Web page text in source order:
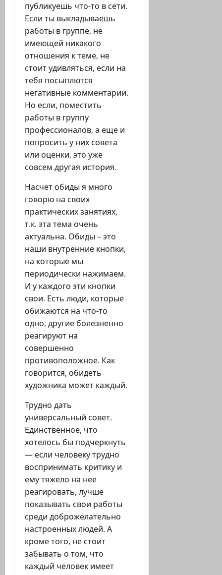
публикуешь что-то в сети.
Если ты выкладываешь
работы в группе, не
имеющей никакого
отношения к теме, не
стоит удивляться, если на
тебя посыплются
негативные комментарии.
Но если, поместить
работы в группу
профессионалов, а еще и
попросить у них совета
или оценки, это уже
совсем другая история.
Насчет обиды я много
говорю на своих
практических занятиях,
т.к. эта тема очень
актуальна. Обиды – это
наши внутренние кнопки,
на которые мы
периодически нажимаем.
И у каждого эти кнопки
свои. Есть люди, которые
обижаются на что-то
одно, другие болезненно
реагируют на
совершенно
противоположное. Как
говорится, обидеть
художника может каждый.
Трудно дать
универсальный совет.
Единственное, что
хотелось бы подчеркнуть
— если человеку трудно
воспринимать критику и
ему тяжело на нее
реагировать, лучше
показывать свои работы
среди доброжелательно
настроенных людей. А
кроме того, не стоит
забывать о том, что
каждый человек имеет